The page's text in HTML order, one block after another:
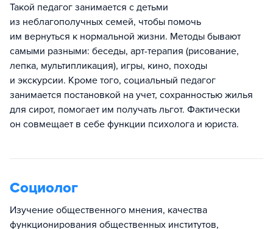
Такой педагог занимается с детьми
из неблагополучных семей, чтобы помочь
им вернуться к нормальной жизни. Методы бывают
самыми разными: беседы, арт-терапия (рисование,
лепка, мультипликация), игры, кино, походы
и экскурсии. Кроме того, социальный педагог
занимается постановкой на учет, сохранностью жилья
для сирот, помогает им получать льгот. Фактически
он совмещает в себе функции психолога и юриста.
Социолог
Изучение общественного мнения, качества
функционирования общественных институтов,